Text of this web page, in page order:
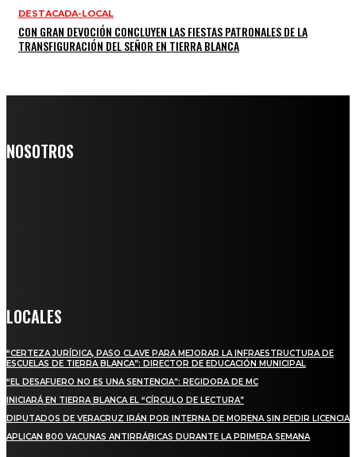
DESTACADA-LOCAL
CON GRAN DEVOCIÓN CONCLUYEN LAS FIESTAS PATRONALES DE LA
TRANSFIGURACIÓN DEL SEÑOR EN TIERRA BLANCA
NOSOTROS
LOCALES
“CERTEZA JURÍDICA, PASO CLAVE PARA MEJORAR LA INFRAESTRUCTURA DE
ESCUELAS DE TIERRA BLANCA”: DIRECTOR DE EDUCACIÓN MUNICIPAL
“EL DESAFUERO NO ES UNA SENTENCIA”: REGIDORA DE MC
INICIARÁ EN TIERRA BLANCA EL “CÍRCULO DE LECTURA”
DIPUTADOS DE VERACRUZ IRÁN POR INTERNA DE MORENA SIN PEDIR LICENCIA
APLICAN 800 VACUNAS ANTIRRÁBICAS DURANTE LA PRIMERA SEMANA